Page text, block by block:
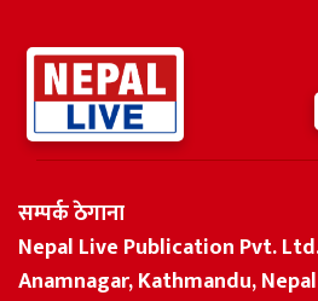
सम्पर्क ठेगाना
Nepal Live Publication Pvt.
Anamnagar, Kathmandu, Nepal